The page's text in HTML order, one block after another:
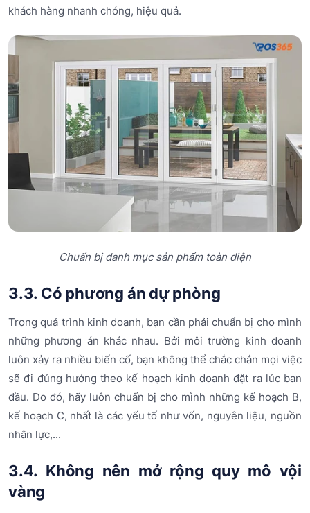
khách hàng nhanh chóng, hiệu quả.
Chuẩn bị danh mục sản phẩm toàn diện
3.3. Có phương án dự phòng
Trong quá trình kinh doanh, bạn cần phải chuẩn bị cho mình
những phương án khác nhau. Bởi môi trường kinh doanh
luôn xảy ra nhiều biến cố, bạn không thể chắc chắn mọi việc
sẽ đi đúng hướng theo kế hoạch kinh doanh đặt ra lúc ban
đầu. Do đó, hãy luôn chuẩn bị cho mình những kế hoạch B,
kế hoạch C, nhất là các yếu tố như vốn, nguyên liệu, nguồn
nhân lực,...
3.4. Không nên mở rộng quy mô vội
vàng